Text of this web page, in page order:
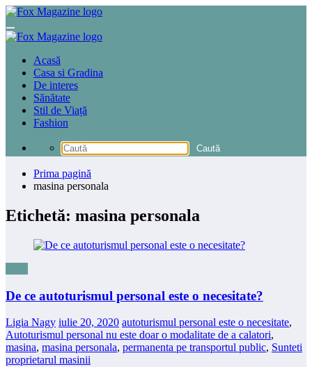
Sari
conținut
Acasă
Casa si Gradina
De interes
Sănătate
Stil de Viață
Fashion
Prima pagină
masina personala
Etichetă: masina personala
De ce autoturismul personal este o necesitate?
Ligia Nagy iulie 20, 2020 autoturismul personal este o necesitate,
Autoturismul personal nu este doar o modalitate de a calatori,
masina, masina personala, permanenta pe transportul public, Sunteti
proprietarul masinii